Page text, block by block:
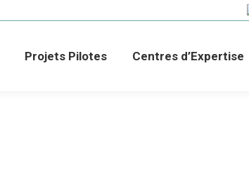
Projets Pilotes Centres d’Expertise